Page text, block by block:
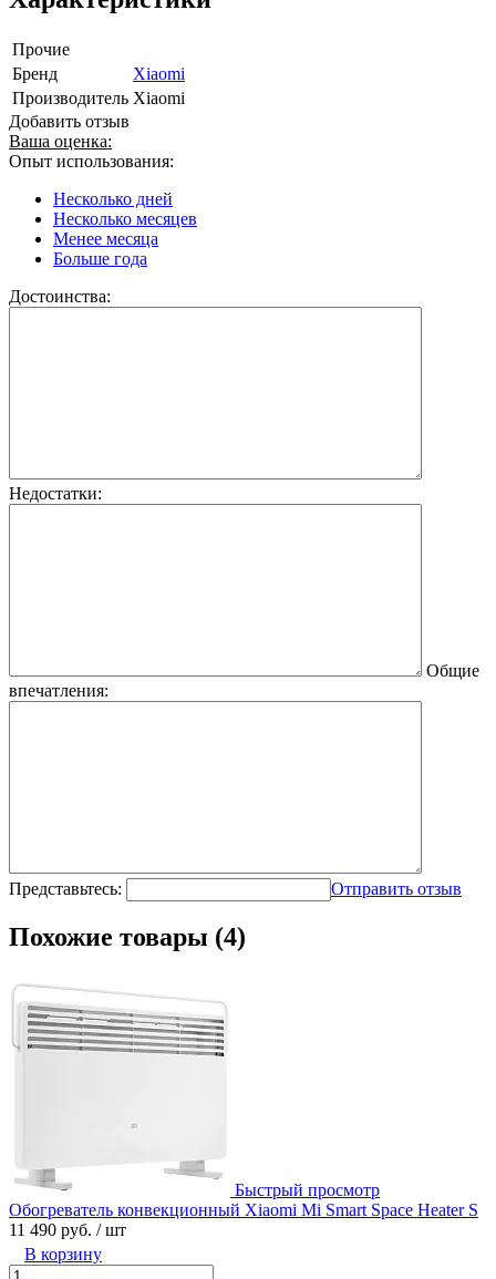
Прочие
Бренд
Xiaomi
Производитель Xiaomi
Добавить отзыв
Ваша оценка:
Опыт использования:
Несколько дней
Несколько месяцев
Менее месяца
Больше года
Достоинства:
Недостатки:
Общие
впечатления:
Представьтесь: Отправить отзыв
Похожие товары (4)
Быстрый просмотр
Обогреватель конвекционный Xiaomi Mi Smart Space Heater S
11 490 руб. / шт
В корзину